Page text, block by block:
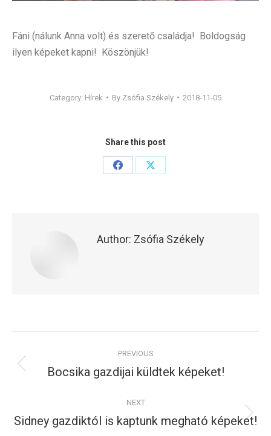
Fáni (nálunk Anna volt) és szerető családja! Boldogság
ilyen képeket kapni! Köszönjük!
Category: Hírek By Zsófia Székely 2018-11-05
Share this post
Share
Share
Author: Zsófia Székely
navigation
PREVIOUS
Previous
Bocsika gazdijai küldtek képeket!
NEXT
Next
Sidney gazdiktól is kaptunk megható képeket!